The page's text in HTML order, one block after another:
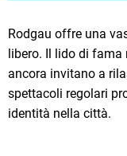
Rodgau offre una
libero. Il lido di fama
ancora invitano a
spettacoli regolari
identità nella città.